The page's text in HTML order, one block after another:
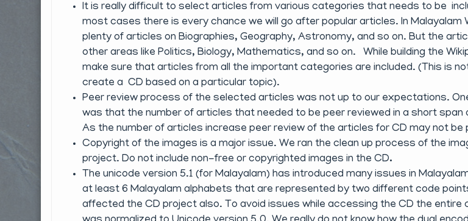
It is really difficult to select articles from various categories that needs to be
most cases there is every chance we will go after popular articles. In Malayalam
plenty of articles on Biographies, Geography, Astronomy, and so on. But the
other areas like Politics, Biology, Mathematics, and so on. While building the
make sure that articles from all the important categories are included. (This is
create a CD based on a particular topic).
Peer review process of the selected articles was not up to our expectations.
was that the number of articles that needed to be peer reviewed in a short span
As the number of articles increase peer review of the articles for CD may not be
Copyright of the images is a major issue. We ran the clean up process of the
project. Do not include non-free or copyrighted images in the CD.
The unicode version 5.1 (for Malayalam) has introduced many issues in
at least 6 Malayalam alphabets that are represented by two different code
affected the CD project also. To avoid issues while accessing the CD the entire